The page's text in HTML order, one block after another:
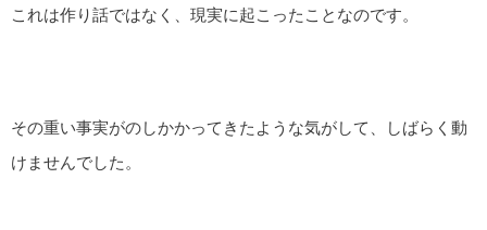
これは作り話ではなく、現実に起こったことなのです。
その重い事実がのしかかってきたような気がして、しばらく動
けませんでした。